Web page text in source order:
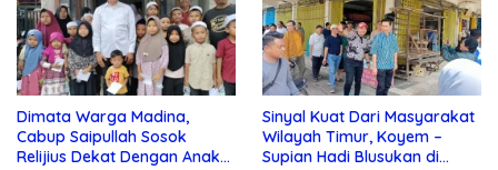
Dimata Warga Madina,
Cabup Saipullah Sosok
Relijius Dekat Dengan Anak
Sinyal Kuat Dari Masyarakat
Wilayah Timur, Koyem –
Supian Hadi Blusukan di